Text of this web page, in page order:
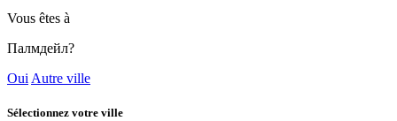
Vous êtes à
Палмдейл?
Oui Autre ville
Sélectionnez votre ville